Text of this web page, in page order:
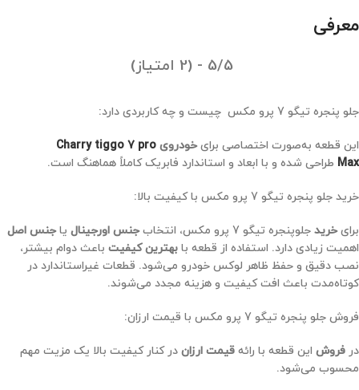
معرفی
5/5 - (2 امتیاز)
جلو پنجره تیگو 7 پرو مکس چیست و چه کاربردی دارد:
این قطعه به‌صورت اختصاصی برایخودرویCharry tiggo 7 pro
Max طراحی شده و با ابعاد و استاندارد فابریک کاملاً هماهنگ است.
خرید جلو پنجره تیگو 7 پرو مکس با کیفیت بالا:
برایخریدجلوپنجره تیگو 7 پرو مکس، انتخاب جنس اورجینال یاجنس اصل
اهمیت زیادی دارد. استفاده از قطعه بابهترین کیفیت باعث دوام بیشتر،
نصب دقیق و حفظ ظاهر لوکس خودرو می‌شود. قطعات غیراستاندارد در
کوتاه‌مدت باعث افت کیفیت و هزینه مجدد می‌شوند.
فروش جلو پنجره تیگو 7 پرو مکس با قیمت ارزان:
در فروش این قطعه با رائهقیمت ارزاندر کنار کیفیت بالا یک مزیت مهم
محسوب می‌شود.